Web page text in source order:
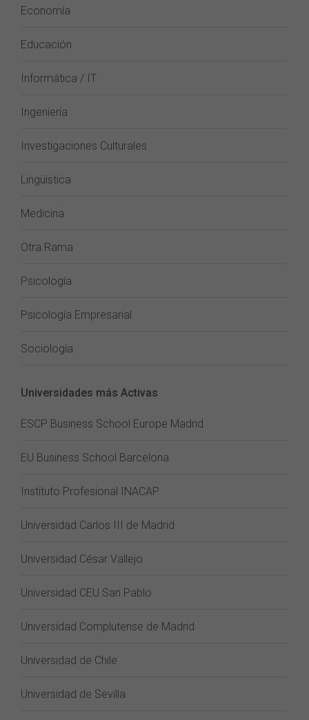
Economía
Educación
Informática / IT
Ingeniería
Investigaciones Culturales
Lingüística
Medicina
Otra Rama
Psicología
Psicología Empresarial
Sociología
Universidades más Activas
ESCP Business School Europe Madrid
EU Business School Barcelona
Instituto Profesional INACAP
Universidad Carlos III de Madrid
Universidad César Vallejo
Universidad CEU San Pablo
Universidad Complutense de Madrid
Universidad de Chile
Universidad de Sevilla